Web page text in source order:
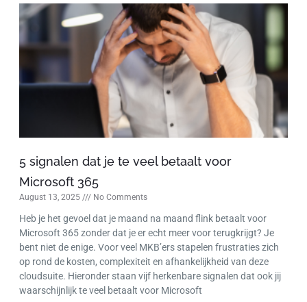
5 signalen dat je te veel betaalt voor
Microsoft 365
August 13, 2025 No Comments
Heb je het gevoel dat je maand na maand flink betaalt voor
Microsoft 365 zonder dat je er echt meer voor terugkrijgt? Je
bent niet de enige. Voor veel MKB’ers stapelen frustraties zich
op rond de kosten, complexiteit en afhankelijkheid van deze
cloudsuite. Hieronder staan vijf herkenbare signalen dat ook jij
waarschijnlijk te veel betaalt voor Microsoft